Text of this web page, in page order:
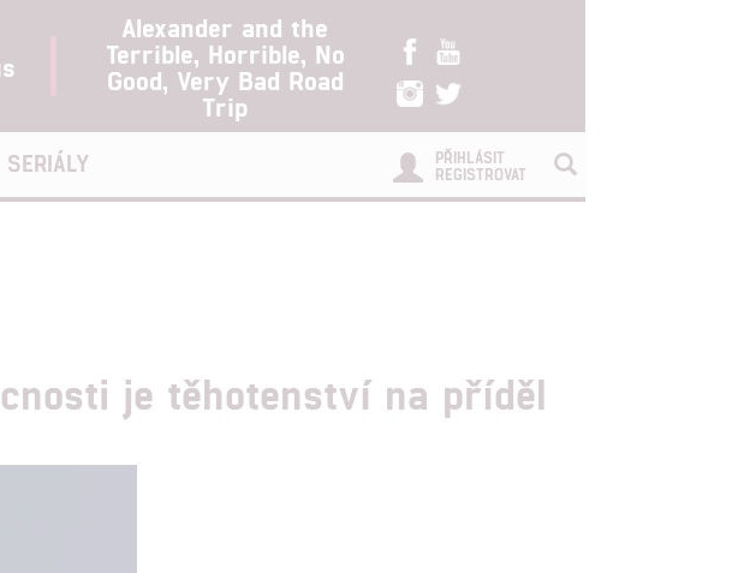
Alexander and the
Terrible, Horrible, No
Good, Very Bad Road
Trip
SERIÁLY
PŘIHLÁSIT
REGISTROVAT
je těhotenství na příděl